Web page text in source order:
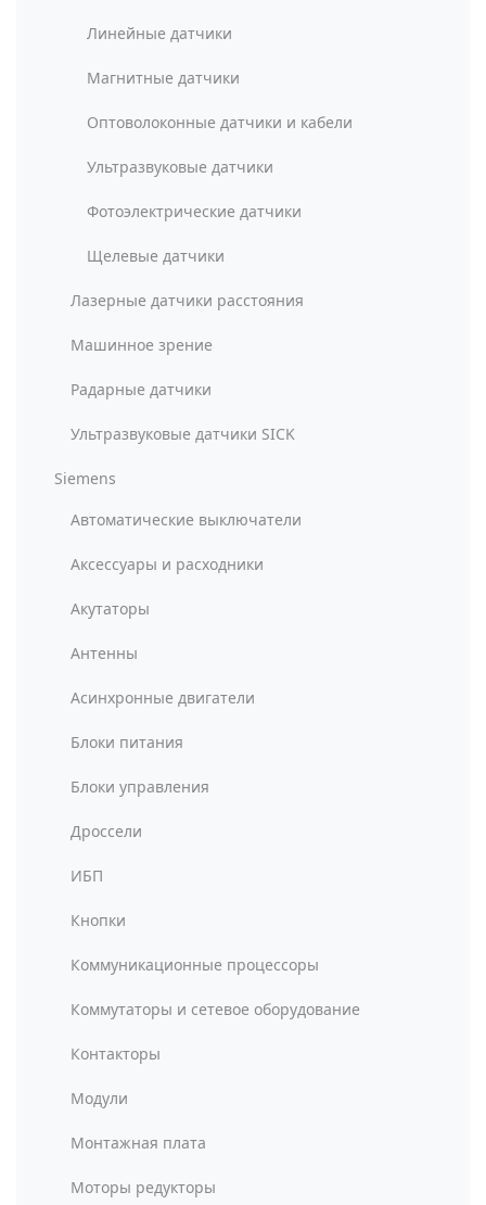
Линейные датчики
Магнитные датчики
Оптоволоконные датчики и кабели
Ультразвуковые датчики
Фотоэлектрические датчики
Щелевые датчики
Лазерные датчики расстояния
Машинное зрение
Радарные датчики
Ультразвуковые датчики SICK
Siemens
Автоматические выключатели
Аксессуары и расходники
Акутаторы
Антенны
Асинхронные двигатели
Блоки питания
Блоки управления
Дроссели
ИБП
Кнопки
Коммуникационные процессоры
Коммутаторы и сетевое оборудование
Контакторы
Модули
Монтажная плата
Моторы редукторы